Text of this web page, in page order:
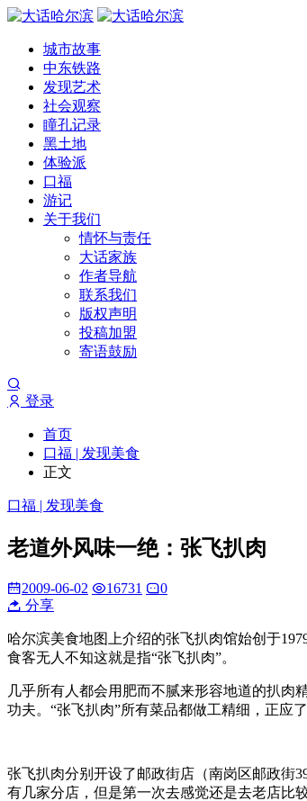
城市故事
中东铁路
发现艺术
社会观察
瞳孔记录
黑土地
体验派
口福
游记
关于我们
情怀与责任
大话家族
作者导航
联系我们
版权声明
投稿加盟
寄语鼓励
登录
首页
口福 | 发现美食
正文
口福 | 发现美食
老道外风味一绝：张飞扒肉
2009-06-02 16731
0
分享
哈尔滨美食地图上介绍的张飞扒肉馆始创于
食客无人不知这就是指“张飞扒肉”。
几乎所有人都会用肥而不腻来形容地道的扒肉
功夫。“张飞扒肉”所有菜品都做工精细，正应
张飞扒肉分别开设了邮政街店（南岗区邮政街
有几家分店，但是第一次去感觉还是去老店比